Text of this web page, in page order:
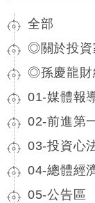
全部
◎關於投資
◎孫慶龍財
01-媒體報
02-前進第
03-投資心
04-總體經
05-公告區